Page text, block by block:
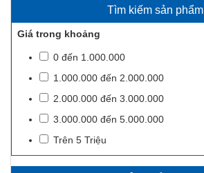
Tìm kiếm sản phẩm
Giá trong khoảng
0 đến 1.000.000
1.000.000 đến 2.000.000
2.000.000 đến 3.000.000
3.000.000 đến 5.000.000
Trên 5 Triệu